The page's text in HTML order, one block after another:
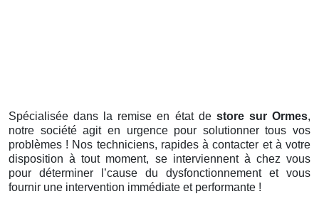
Spécialisée dans la remise en état de store sur Ormes,
notre société agit en urgence pour solutionner tous vos
problèmes ! Nos techniciens, rapides à contacter et à votre
disposition à tout moment, se interviennent à chez vous
pour déterminer l’cause du dysfonctionnement et vous
fournir une intervention immédiate et performante !